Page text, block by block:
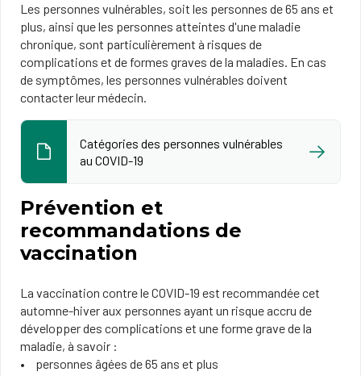
Les personnes vulnérables​, soit les personnes de 65 ans et
plus, ainsi que les personnes atteintes d'une maladie
chronique​, sont particulièrement à risques de
complications et de formes graves de la maladies.​​ En cas
de symptômes, les personnes vulnérables doivent
contacter leur médecin.​
Catégories des personnes vulnérables
au COVID-19
Prévention et
recommandations de
vaccination
La vaccination contre le COVID-19 est recommandée cet
automne-hiver aux personnes ayant un risque accru de
développer des complications et une forme grave de la
maladie, à savoir :
personnes âgées de 65 ans et plus